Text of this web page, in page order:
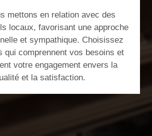
mettons en relation avec des
locaux, favorisant une approche
et sympathique. Choisissez
qui comprennent vos besoins et
votre engagement envers la
et la satisfaction.